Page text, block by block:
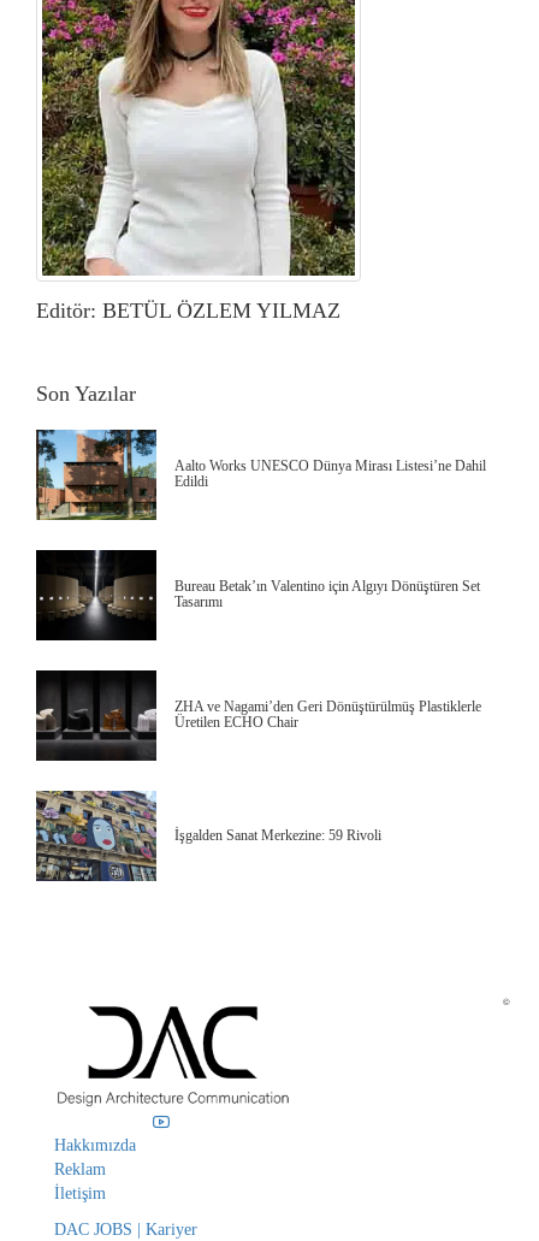
Editör: BETÜL ÖZLEM YILMAZ
Son Yazılar
Aalto Works UNESCO Dünya Mirası Listesi’ne Dahil
Edildi
Bureau Betak’ın Valentino için Algıyı Dönüştüren Set
Tasarımı
ZHA ve Nagami’den Geri Dönüştürülmüş Plastiklerle
Üretilen ECHO Chair
İşgalden Sanat Merkezine: 59 Rivoli
Hakkımızda
Reklam
İletişim
DAC JOBS | Kariyer
©